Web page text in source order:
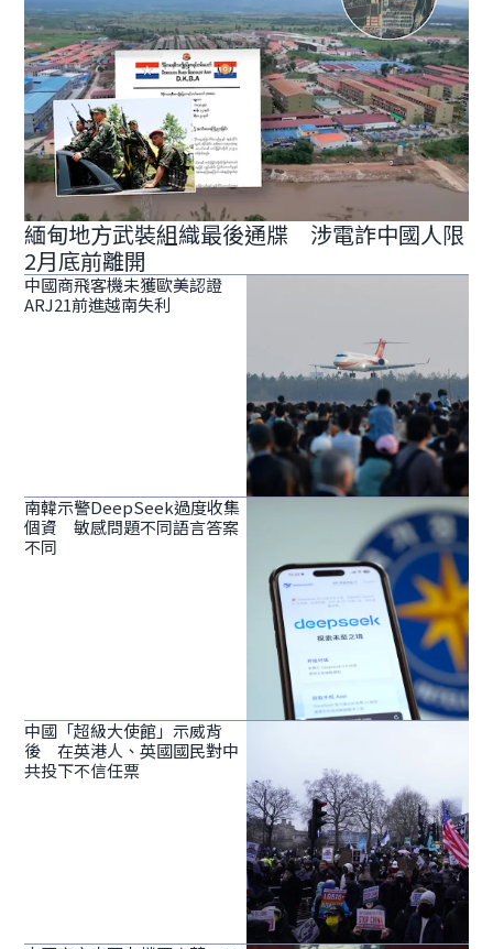
緬甸地方武裝組織最後通牒 涉電詐中國人限
2月底前離開
中國商飛客機未獲歐美認證
ARJ21前進越南失利
南韓示警DeepSeek過度收集
個資 敏感問題不同語言答案
不同
中國「超級大使館」示威背
後 在英港人、英國國民對中
共投下不信任票